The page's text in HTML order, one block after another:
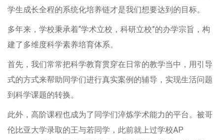
学生成长全程的系统化培养链才是我们想要达到的目标。
多年来，学校秉承着“学术立校，科研立校”的办学宗旨，构
建了多维度科学素养培育体系。
首先，我们常常把科学教育贯穿在日常的教学当中，用引导
式的方式来帮助同学们进行真实案例的辅导，实现生活问题
到科学课题的转换。
此外，高阶课程也成为了同学们淬炼学术能力的平台。被哥
伦比亚大学录取的王与若同学，此前就上过学校AP